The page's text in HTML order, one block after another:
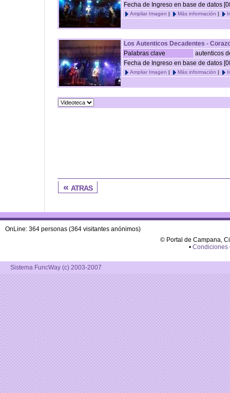
Fecha de Ingreso en base de datos
Ampliar Imagen | Más información |
Los Autenticos Decadentes -
Palabras clave
autenticos
Fecha de Ingreso en base de datos
Ampliar Imagen | Más información |
« atras
OnLine: 364 personas (364 visitantes anónimos)
© Portal de Campana,
• Condiciones
Sistema FuncWay (c) 2003-2007